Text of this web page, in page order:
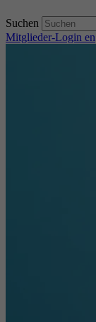
Suchen
Mitglieder-Login en